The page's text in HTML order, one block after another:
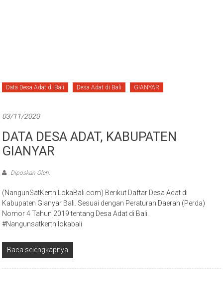
Data Desa Adat di Bali Desa Adat di Bali GIANYAR
03/11/2020
DATA DESA ADAT, KABUPATEN
GIANYAR
Diposkan Oleh:
(NangunSatKerthiLokaBali.com) Berikut Daftar Desa Adat di
Kabupaten Gianyar Bali. Sesuai dengan Peraturan Daerah (Perda)
Nomor 4 Tahun 2019 tentang Desa Adat di Bali.
#Nangunsatkerthilokabali
Baca selengkapnya